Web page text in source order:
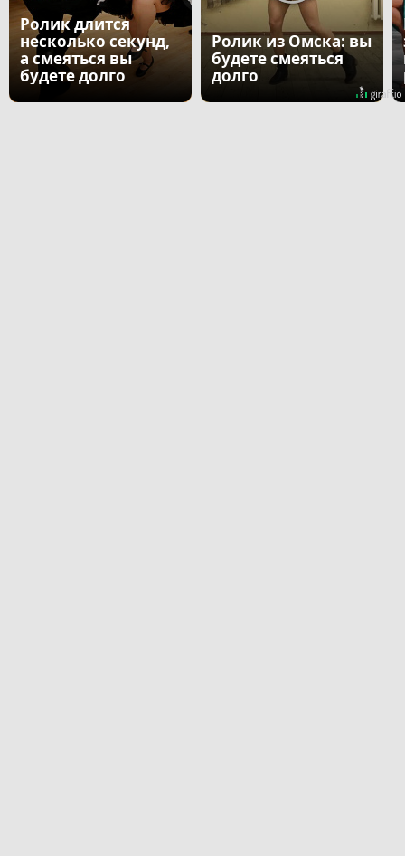
Ролик длится
несколько секунд,
а смеяться вы
будете долго
Ролик из Омска: вы
будете смеяться
долго